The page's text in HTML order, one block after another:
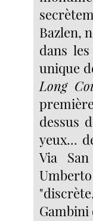
Bazlen,
dans
unique
Long
dessus
yeux...
Via
Gambini